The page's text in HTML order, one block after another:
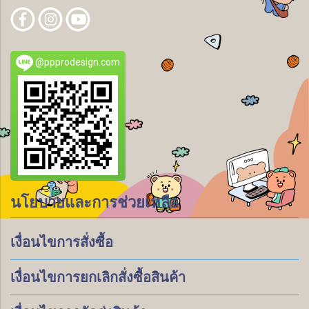
@ppprodesign.com
นโยบายและการช่วยเหลือ
เงื่อนไขการสั่งซื้อ
เงื่อนไขการยกเลิกสั่งซื้อสินค้า